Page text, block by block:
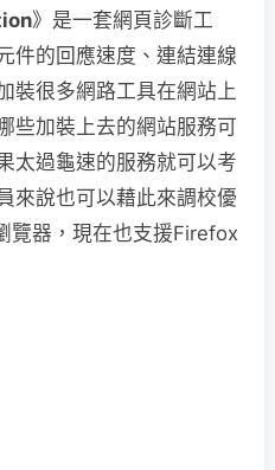
》是一套網頁診斷工
件的回應速度、連結連線
裝很多網路工具在網站上
些加裝上去的網站服務可
太過龜速的服務就可以考
來說也可以藉此來調校優
覽器，現在也支援Firefox